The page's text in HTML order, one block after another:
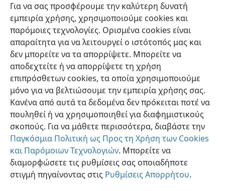
Για να σας προσφέρουμε την καλύτερη δυνατή
εμπειρία χρήσης, χρησιμοποιούμε cookies και
παρόμοιες τεχνολογίες. Ορισμένα cookies είναι
απαραίτητα για να λειτουργεί ο ιστότοπός μας και
δεν μπορείτε να τα απορρίψετε. Μπορείτε να
αποδεχτείτε ή να απορρίψετε τη χρήση
επιπρόσθετων cookies, τα οποία χρησιμοποιούμε
μόνο για να βελτιώσουμε την εμπειρία χρήσης σας.
Κανένα από αυτά τα δεδομένα δεν πρόκειται ποτέ να
πουληθεί ή να χρησιμοποιηθεί για διαφημιστικούς
σκοπούς. Για να μάθετε περισσότερα, διαβάστε την
Παγκόσμια Πολιτική ως Προς τη Χρήση των Cookies
και Παρόμοιων Τεχνολογιών. Μπορείτε να
διαμορφώσετε τις ρυθμίσεις σας οποιαδήποτε
στιγμή πηγαίνοντας στις Ρυθμίσεις Απορρήτου.
κόρες του Ισραήλ πήγαιναν να δώσουν έπαινο στην
κόρη του Ιεφθάε του Γαλααδίτη, τέσσερις ημέρες το
χρόνο.+
Ελληνική Κοινή Χρήση Προτιμήσεις
Copyright© 2026 Watch Tower Bible and Tract Society of Pennsylvania
Όροι Χρήσης Πολιτική Απορρήτου
Ρυθμίσεις Απορρήτου
JW.ORG
Σύνδεση